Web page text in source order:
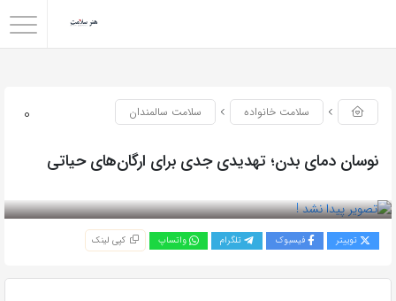
0 سلامت خانواده سلامت سالمندان
نوسان دمای بدن؛ تهدیدی جدی برای ارگان‌های حیاتی
توییتر فیسبوک تلگرام واتساپ کپی لینک